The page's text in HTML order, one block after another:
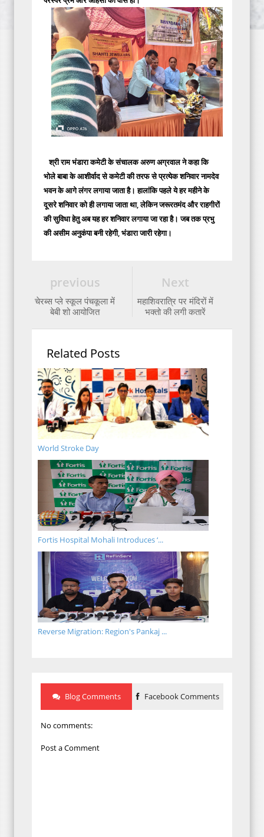
श्री राम भंडारा कमेटी के संचालक अरुण अग्रवाल ने कहा कि
भोले बाबा के आशीर्वाद से कमेटी की तरफ से प्रत्येक शनिवार नामदेव
भवन के आगे लंगर लगाया जाता है। हालांकि पहले ये हर महीने के
दूसरे शनिवार को ही लगाया जाता था, लेकिन जरूरतमंद और राहगीरों
की सुविधा हेतु अब यह हर शनिवार लगाया जा रहा है। जब तक प्रभु
की असीम अनुकंपा बनी रहेगी, भंडारा जारी रहेगा।
Next
महाशिवरात्रि पर मंदिरों में
भक्तो की लगी कतारें
previous
चेरब्स प्ले स्कूल पंचकूला में
बेबी शो आयोजित
Related Posts
World Stroke Day
Fortis Hospital Mohali Introduces ‘...
Reverse Migration: Region's Pankaj ...
Blog Comments Facebook Comments
No comments:
Post a Comment